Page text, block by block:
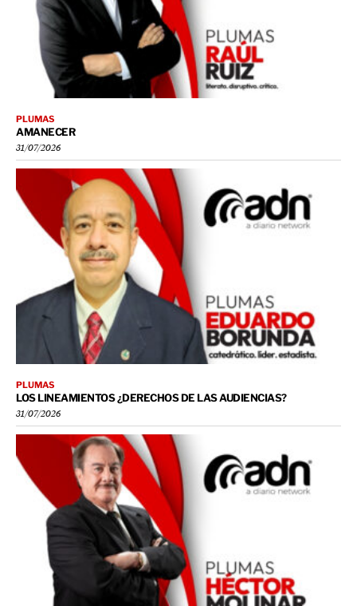
PLUMAS
AMANECER
31/07/2026
PLUMAS
LOS LINEAMIENTOS ¿DERECHOS DE LAS AUDIENCIAS?
31/07/2026